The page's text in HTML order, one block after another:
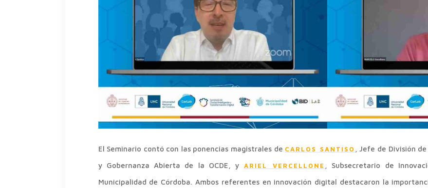
El Seminario contó con las ponencias magistrales de CARLOS SANTISO
, Jefe de División
y Gobernanza Abierta de la OCDE, y ARIEL VERCELLONE
, Subsecretario de
Municipalidad de Córdoba. Ambos referentes en innovación digital destacaron la